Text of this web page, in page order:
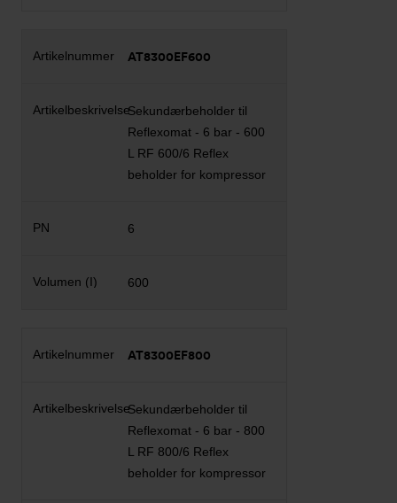
AT8300EF600
Sekundærbeholder til
Reflexomat - 6 bar - 600
L RF 600/6 Reflex
beholder for kompressor
6
600
AT8300EF800
Sekundærbeholder til
Reflexomat - 6 bar - 800
L RF 800/6 Reflex
beholder for kompressor